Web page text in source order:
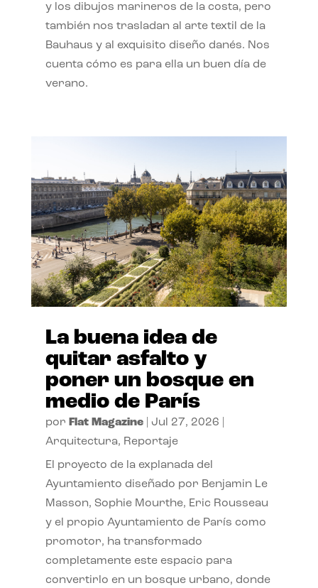
y los dibujos marineros de la costa, pero
también nos trasladan al arte textil de la
Bauhaus y al exquisito diseño danés. Nos
cuenta cómo es para ella un buen día de
verano.
La buena idea de
quitar asfalto y
poner un bosque en
medio de París
por Flat Magazine| Jul 27, 2026
Arquitectura, Reportaje
El proyecto de la explanada del
Ayuntamiento diseñado por Benjamin Le
Masson, Sophie Mourthe, Eric Rousseau
y el propio Ayuntamiento de París como
promotor, ha transformado
completamente este espacio para
convertirlo en un bosque urbano, donde